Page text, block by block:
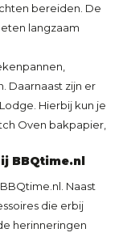
bereiden. De
langzaam
Daarnaast zijn er
Hierbij kun je
Oven bakpapier,
BBQtime.nl
Naast
die erbij
herinneringen